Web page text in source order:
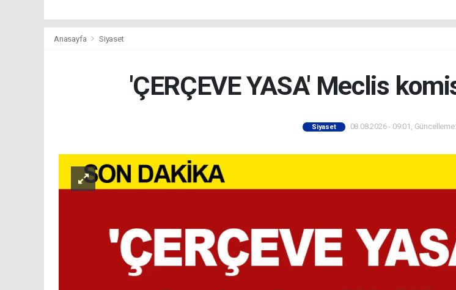
Anasayfa Siyaset
'ÇERÇEVE YASA' Meclis
Siyaset 08.08.2026 - 09:01,